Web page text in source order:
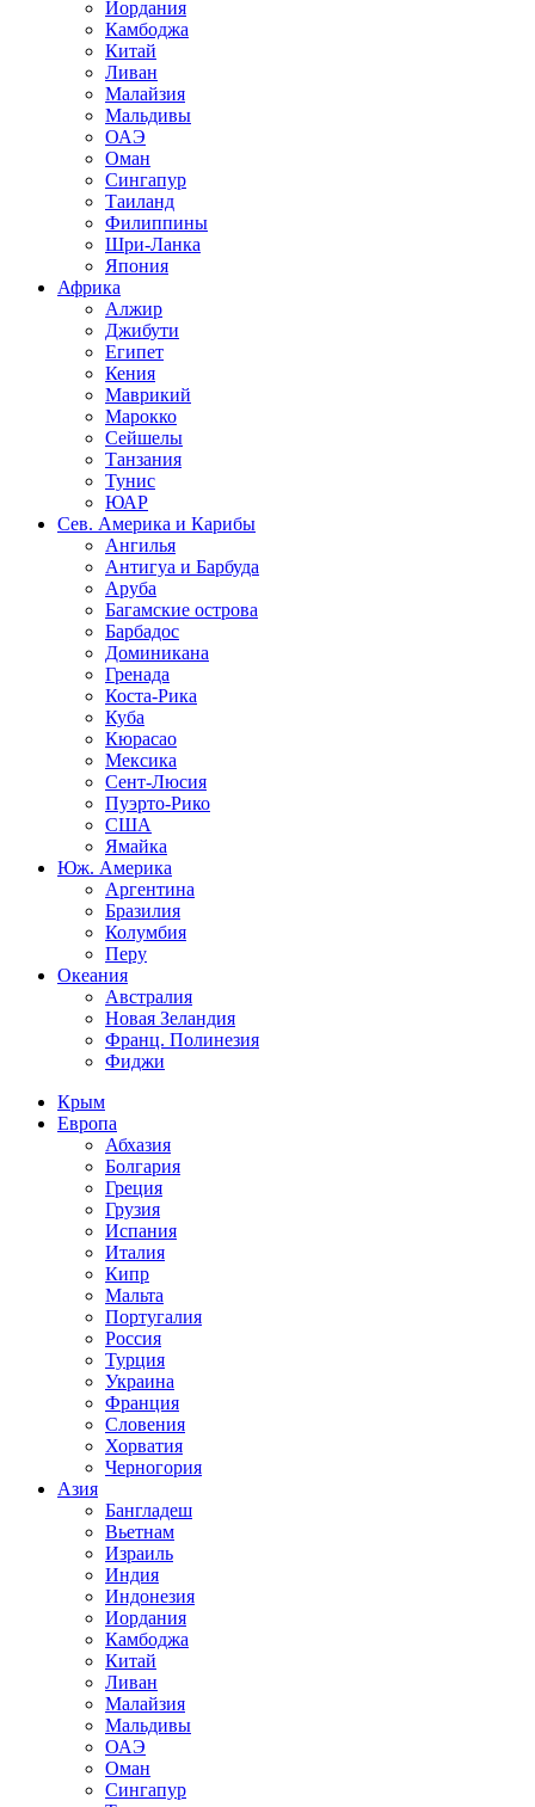
Иордания
Камбоджа
Китай
Ливан
Малайзия
Мальдивы
ОАЭ
Оман
Сингапур
Таиланд
Филиппины
Шри-Ланка
Япония
Африка
Алжир
Джибути
Египет
Кения
Маврикий
Марокко
Сейшелы
Танзания
Тунис
ЮАР
Сев. Америка и Карибы
Ангилья
Антигуа и Барбуда
Аруба
Багамские острова
Барбадос
Доминикана
Гренада
Коста-Рика
Куба
Кюрасао
Мексика
Сент-Люсия
Пуэрто-Рико
США
Ямайка
Юж. Америка
Аргентина
Бразилия
Колумбия
Перу
Океания
Австралия
Новая Зеландия
Франц. Полинезия
Фиджи
Крым
Европа
Абхазия
Болгария
Греция
Грузия
Испания
Италия
Кипр
Мальта
Португалия
Россия
Турция
Украина
Франция
Словения
Хорватия
Черногория
Азия
Бангладеш
Вьетнам
Израиль
Индия
Индонезия
Иордания
Камбоджа
Китай
Ливан
Малайзия
Мальдивы
ОАЭ
Оман
Сингапур